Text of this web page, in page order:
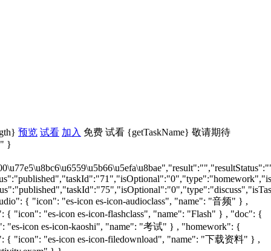
预览 试看 加入 免费 试看 {getTaskName} 敬请期待
}
{ "icon": "es-icon es-icon-audioclass", "name": "音频" } ,
"icon": "es-icon es-icon-flashclass", "name": "Flash" } , "doc": {
"es-icon es-icon-kaoshi", "name": "考试" } , "homework": {
{ "icon": "es-icon es-icon-filedownload", "name": "下载资料" } ,